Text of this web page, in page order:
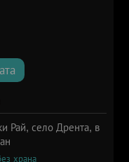
Рай, село Дрента, в
храна